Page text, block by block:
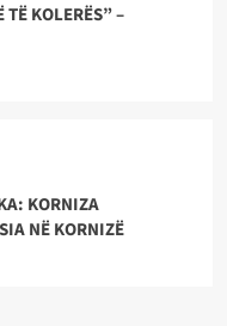
KOLERËS” –
KORNIZA
NË KORNIZË